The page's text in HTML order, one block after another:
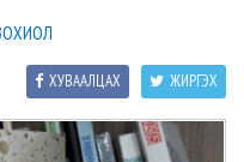
ЖИРГЭХ
ХУВААЛЦАХ